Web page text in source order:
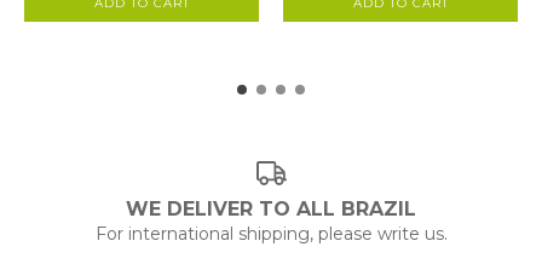
WE DELIVER TO ALL BRAZIL
For international shipping, please write us.